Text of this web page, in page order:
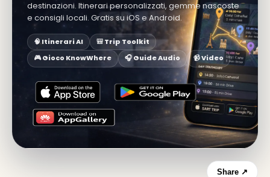
destinazioni. Itinerari personalizzati, gemme nascoste
e consigli locali. Gratis su iOS e Android.
🧠 Itinerari AI
🎒 Trip Toolkit
🎮 Gioco KnowWhere
🎧 Guide Audio 📹 Video
Share ↗